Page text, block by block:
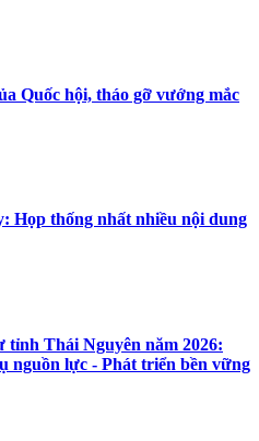
Quốc hội, tháo gỡ vướng mắc
Họp thống nhất nhiều nội dung
tỉnh Thái Nguyên năm 2026:
nguồn lực - Phát triển bền vững